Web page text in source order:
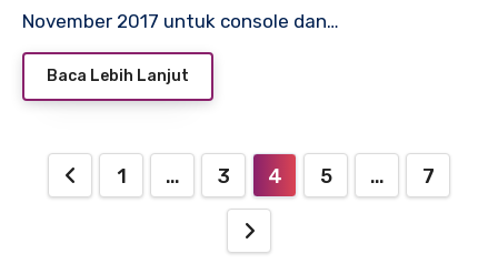
November 2017 untuk console dan…
Baca Lebih Lanjut
Paginasi
1 … 3 4 5 … 7